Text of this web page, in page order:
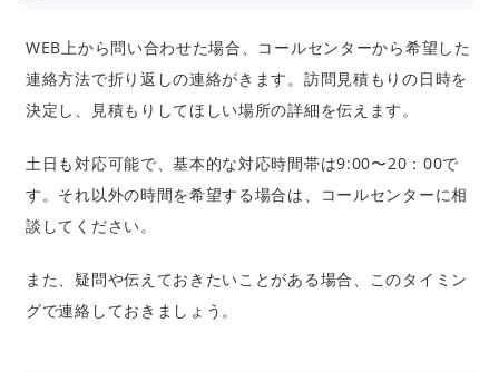
WEB上から問い合わせた場合、コールセンターから希望した
連絡方法で折り返しの連絡がきます。訪問見積もりの日時を
決定し、見積もりしてほしい場所の詳細を伝えます。
土日も対応可能で、基本的な対応時間帯は9:00〜20：00で
す。それ以外の時間を希望する場合は、コールセンターに相
談してください。
また、疑問や伝えておきたいことがある場合、このタイミン
グで連絡しておきましょう。